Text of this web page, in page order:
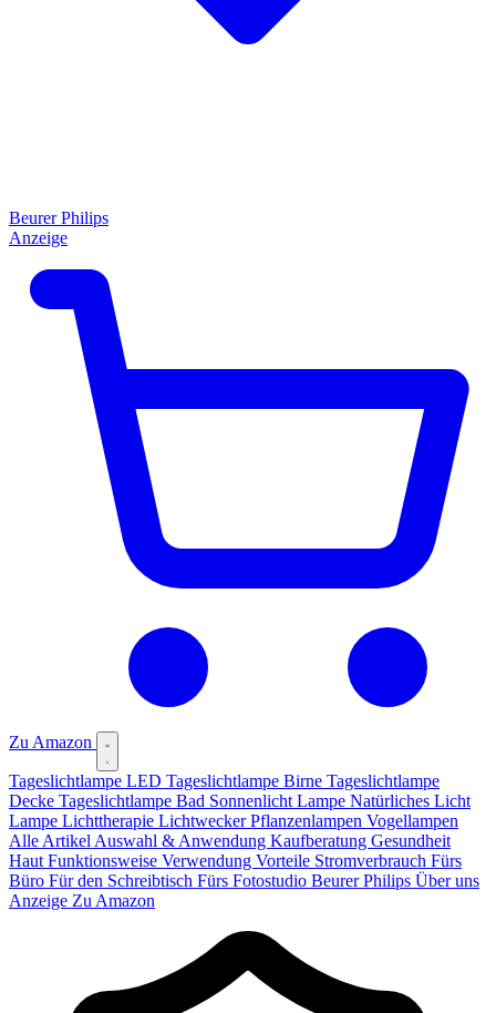
BeurerPhilips
Anzeige
Zu Amazon
Tageslichtlampe LED Tageslichtlampe Birne Tageslichtlampe
Decke Tageslichtlampe Bad Sonnenlicht Lampe Natürliches Licht
Lampe Lichttherapie LichtweckerPflanzenlampen Vogellampen
Alle Artikel Auswahl & Anwendung Kaufberatung Gesundheit
Haut Funktionsweise Verwendung Vorteile Stromverbrauch Fürs
Büro Für den Schreibtisch Fürs Fotostudio BeurerPhilips Über uns
Anzeige Zu Amazon